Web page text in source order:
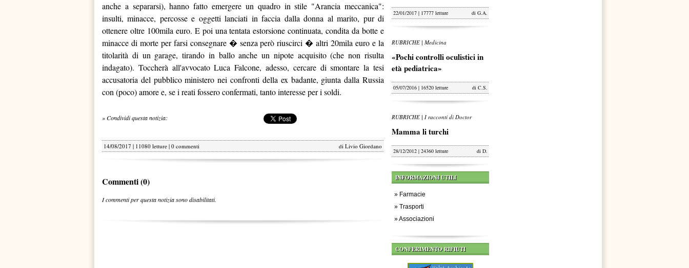
anche a separarsi), hanno fatto emergere un quadro in stile "Arancia meccanica":
insulti, minacce, percosse e oggetti lanciati in faccia dalla donna al marito, pur di
ottenere oltre 100mila euro. E poi una tentata estorsione continuata, condita da botte e
minacce di morte per farsi consegnare � senza però riuscirci � altri 20mila euro e la
titolarità di un garage, tirando in ballo anche un nipote acquisito (che non risulta
indagato). Toccherà all'avvocato Luca Falcone, adesso, cercare di smontare la tesi
accusatoria del pubblico ministero nei confronti della ex badante, giunta dalla Russia
con (poco) amore e, se i reati fossero confermati, tanto interesse per i soldi.
» Condividi questa notizia:
14/08/2017 | 11080 letture | 0 commenti di Livio Giordano
Commenti (0)
I commenti per questa notizia sono disabilitati.
22/01/2017 | 17777 letture di G.A.
RUBRICHE | Medicina
«Pochi controlli oculistici in
età pediatrica»
05/07/2016 | 16520 letture di C.S.
RUBRICHE | I racconti di Doctor
Mamma li turchi
28/12/2012 | 24360 letture di D.
INFORMAZIONI UTILI
» Farmacie
» Trasporti
»Associazioni
CONFERIMENTO RIFIUTI